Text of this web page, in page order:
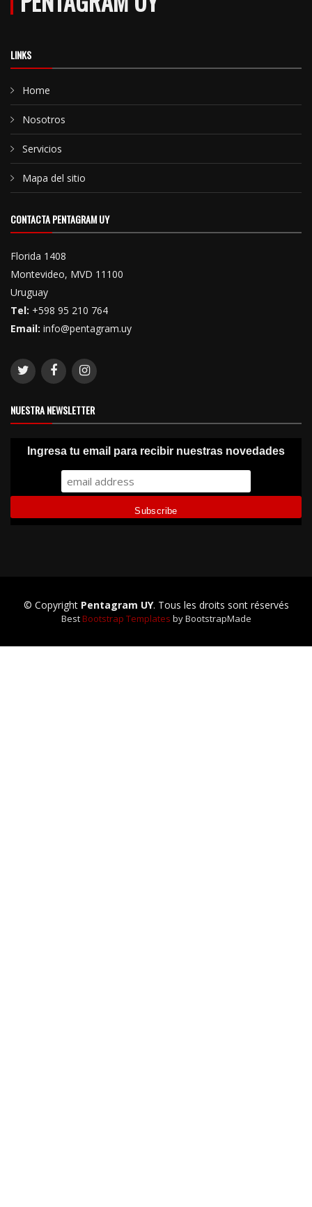
LINKS
Home
Nosotros
Servicios
Mapa del sitio
CONTACTA PENTAGRAM UY
Florida 1408
Montevideo, MVD 11100
Uruguay
Tel: +598 95 210 764
Email: info@pentagram.uy
NUESTRA NEWSLETTER
Ingresa tu email para recibir nuestras novedades
© Copyright Pentagram UY. Tous les droits sont réservés
Best Bootstrap Templates by BootstrapMade